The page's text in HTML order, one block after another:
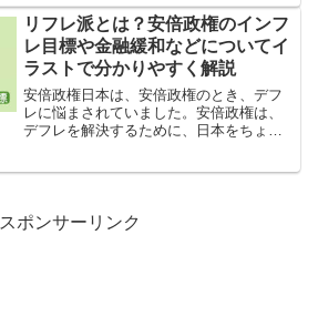
値段も高くなってしまいます。つまり、
日本で作った商品が海外で...
リフレ派とは？安倍政権のインフ
レ目標や金融緩和などについてイ
ラストで分かりやすく解説
安倍政権日本は、安倍政権のとき、デフ
レに悩まされていました。安倍政権は、
デフレを解決するために、日本をちょっ
スポンサーリンク